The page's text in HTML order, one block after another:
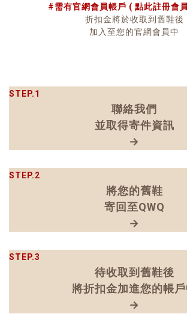
#需有官網會員帳戶 ( 點此註冊會員
折扣金將於收取到舊鞋後
加入至您的官網會員中
STEP.1
聯絡我們
並取得寄件資訊
→
STEP.2
將您的舊鞋
寄回至QWQ
→
STEP.3
待收取到舊鞋後
將折扣金加進您的帳戶
→